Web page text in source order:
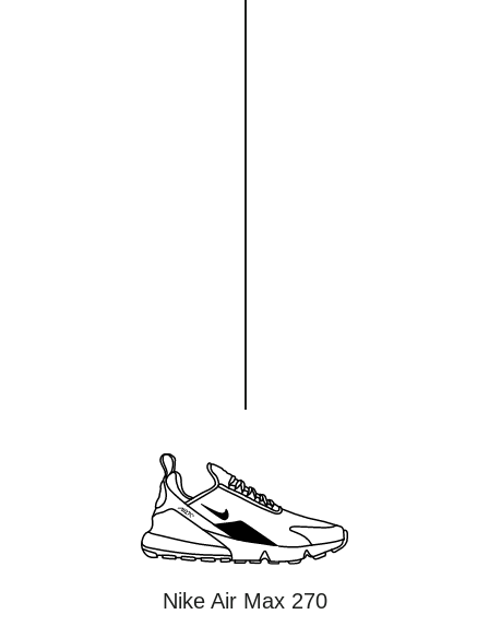
Nike Air Max 270